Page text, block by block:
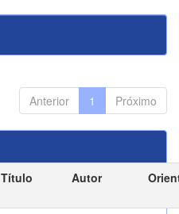
Anterior 1 Próximo
Título Autor